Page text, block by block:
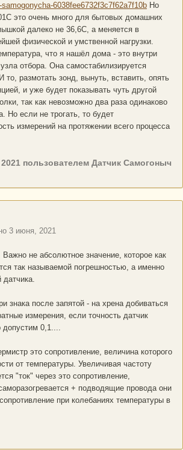
6038fee6732f3c7f62a7f10b Но
это очень много для бытовых домашних
далеко не 36,6С, а меняется в
физической и умственной нагрузки.
что я нашёл дома - это внутри
отбора. Она самостабилизируется
то, размотать зонд, вынуть, вставить, опять
и уже будет показывать чуть другой
так как невозможно два раза одинаково
Но если не трогать, то будет
измерений на протяжении всего процесса
пользователем Датчик Самогоныч
3 июня, 2021
не абсолютное значение, которое как
так называемой погрешностью, а именно
датчика.
знака после запятой - на хрена добиваться
измерения, если точность датчик
допустим 0,1....
это сопротивление, величина которого
от температуры. Увеличивая частоту
"ток" через это сопротивление,
+ подводящие провода они
при колебаниях температуры в